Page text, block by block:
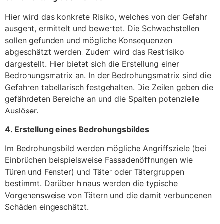
Hier wird das konkrete Risiko, welches von der Gefahr
ausgeht, ermittelt und bewertet. Die Schwachstellen
sollen gefunden und mögliche Konsequenzen
abgeschätzt werden. Zudem wird das Restrisiko
dargestellt. Hier bietet sich die Erstellung einer
Bedrohungsmatrix an. In der Bedrohungsmatrix sind die
Gefahren tabellarisch festgehalten. Die Zeilen geben die
gefährdeten Bereiche an und die Spalten potenzielle
Auslöser.
4. Erstellung eines Bedrohungsbildes
Im Bedrohungsbild werden mögliche Angriffsziele (bei
Einbrüchen beispielsweise Fassadenöffnungen wie
Türen und Fenster) und Täter oder Tätergruppen
bestimmt. Darüber hinaus werden die typische
Vorgehensweise von Tätern und die damit verbundenen
Schäden eingeschätzt.